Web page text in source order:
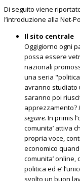
Di seguito viene
l’introduzione alla Net-
Il sito centrale
Oggigiorno ogni
possa essere
nazionali
una seria
avranno studiato
saranno poi
apprezzamento?
seguire. In primis
comunita’ attiva
propria voce,
economico
comunita’ online,
politica ed e’
svolto un buon